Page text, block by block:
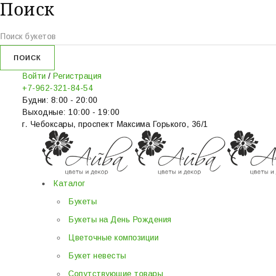
Поиск
Войти / Регистрация
+7-962-321-84-54
Будни: 8:00 - 20:00
Выходные: 10:00 - 19:00
г. Чебоксары, проспект Максима Горького, 36/1
Каталог
Букеты
Букеты на День Рождения
Цветочные композиции
Букет невесты
Сопутствующие товары